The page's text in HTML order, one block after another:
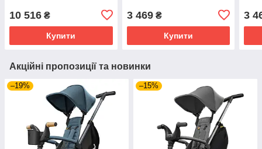
10 516 ₴
Купити
3 469₴
Купити
3
Акційні пропозиції та новинки
–19% –15%